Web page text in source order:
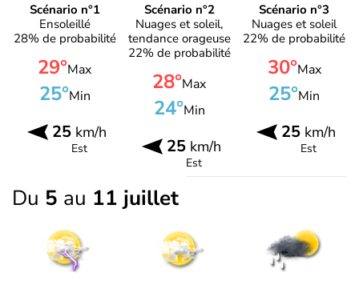
Scénario n°1
Ensoleillé
28% de probabilité
29°Max
25°Min
25km/h
Est
Scénario n°2
Nuages et soleil,
tendance orageuse
22% de probabilité
28°Max
24°Min
25km/h
Est
Scénario n°3
Nuages et soleil
22% de probabilité
30°Max
25°Min
25 km/h
Est
Du 5 au 11 juillet